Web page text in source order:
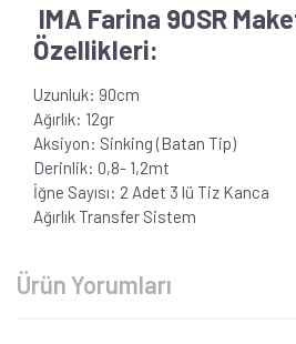
IMA Farina 90SR
Özellikleri:
Uzunluk: 90cm
Ağırlık: 12gr
Aksiyon: Sinking (Batan Tip)
Derinlik: 0,8- 1,2mt
İğne Sayısı: 2 Adet 3 lü Tiz Kanca
Ağırlık Transfer Sistem
Ürün Yorumları